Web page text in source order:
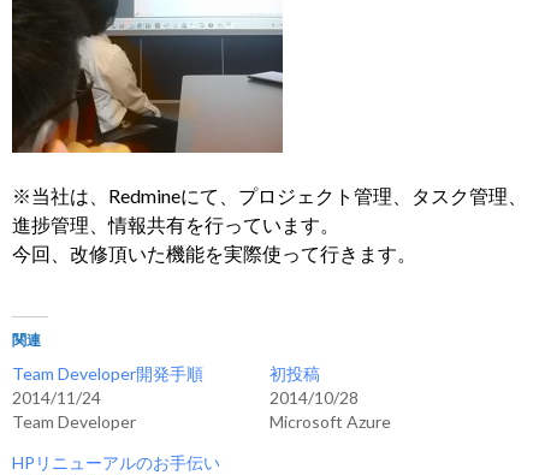
※当社は、Redmineにて、プロジェクト管理、タスク管理、
進捗管理、情報共有を行っています。
今回、改修頂いた機能を実際使って行きます。
関連
Team Developer開発手順
2014/11/24
Team Developer
初投稿
2014/10/28
Microsoft Azure
HPリニューアルのお手伝い